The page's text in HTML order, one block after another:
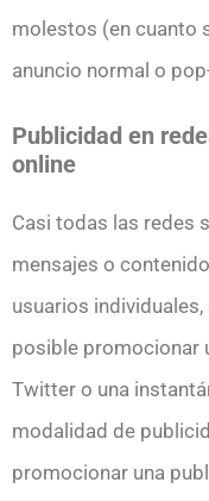
molestos (en cuanto
anuncio normal o
Publicidad en
online
Casi todas las redes
mensajes o
usuarios
posible promocionar
Twitter o una
modalidad de
promocionar una